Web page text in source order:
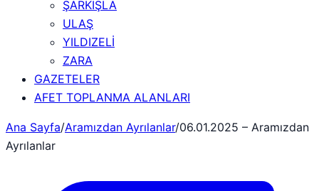
ŞARKIŞLA
ULAŞ
YILDIZELİ
ZARA
GAZETELER
AFET TOPLANMA ALANLARI
Ana Sayfa/Aramızdan Ayrılanlar/06.01.2025 – Aramızdan
Ayrılanlar